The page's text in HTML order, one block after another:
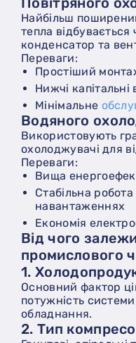
Найбільш
тепла відбувається
конденсатор та
Переваги:
Простіший
Нижчі
Мінімальне
Водяного
Використовують
охолоджувачі для
Переваги:
Вища
Стабільна робота при великих
навантаженнях
Економія
Від чого
промислового
1.
Основний фактор
потужність
обладнання.
2. Тип